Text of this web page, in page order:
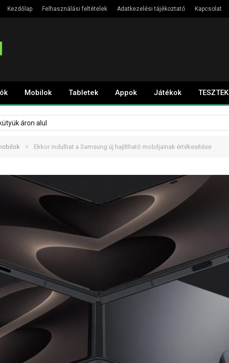
Kezdőlap Felhasználási feltételek Adatkezelési tájékoztató Kapcsolat
Mobilok Tabletek Appok Játékok TESZTEK
áron alul
» Ekkor indulhat a Samsung új hajlítható mobiljainak értékesítése